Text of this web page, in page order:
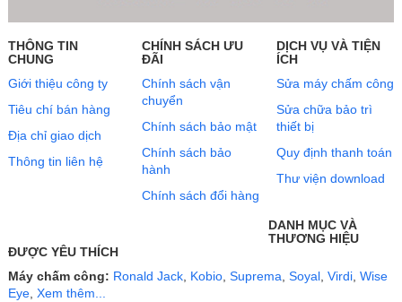
THÔNG TIN
CHUNG
Giới thiệu công ty
Tiêu chí bán hàng
Địa chỉ giao dịch
Thông tin liên hệ
CHÍNH SÁCH ƯU
ĐÃI
Chính sách vận
chuyển
Chính sách bảo mật
Chính sách bảo
hành
Chính sách đổi hàng
DỊCH VỤ VÀ TIỆN
ÍCH
Sửa máy chấm công
Sửa chữa bảo trì
thiết bị
Quy định thanh toán
Thư viện download
DANH MỤC VÀ
THƯƠNG HIỆU
ĐƯỢC YÊU THÍCH
Máy chấm công: Ronald Jack, Kobio, Suprema, Soyal, Virdi, Wise
Eye, Xem thêm...